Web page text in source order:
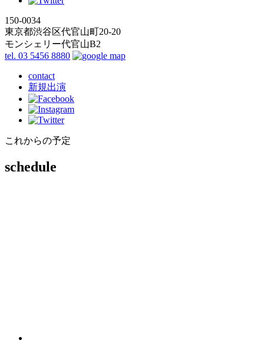
150-0034
東京都渋谷区代官山町20-20
モンシェリー代官山B2
tel. 03 5456 8880
contact
新規出演
これからの予定
schedule